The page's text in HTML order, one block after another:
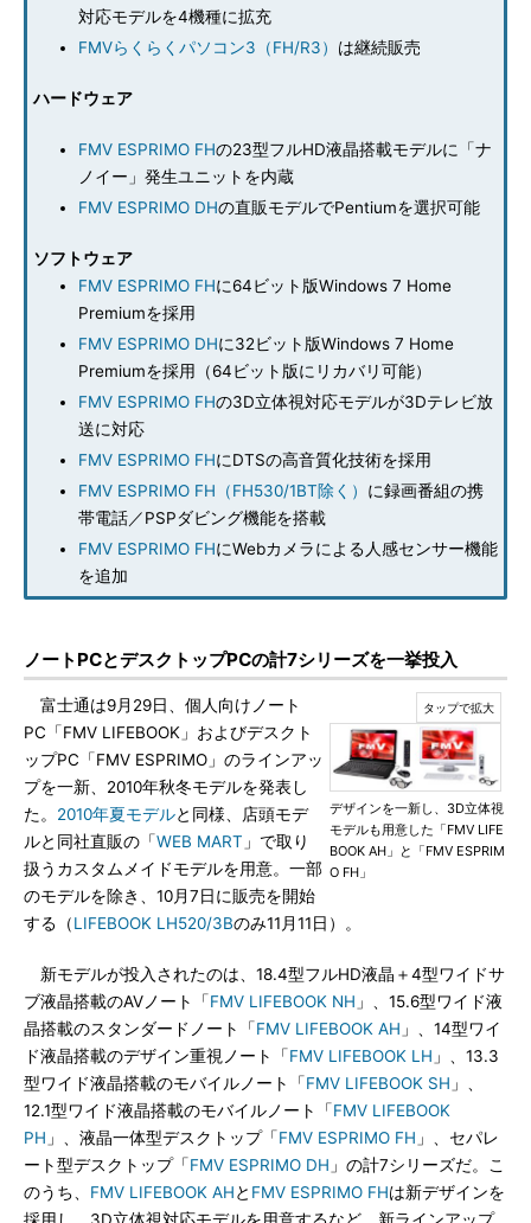
対応モデルを4機種に拡充
FMVらくらくパソコン3（FH/R3） は継続販売
ハードウェア
FMV ESPRIMO FHの23型フルHD液晶搭載モデルに「ナ
ノイー」発生ユニットを内蔵
FMV ESPRIMO DHの直販モデルでPentiumを選択可能
ソフトウェア
FMV ESPRIMO FHに64ビット版Windows 7 Home
Premiumを採用
FMV ESPRIMO DHに32ビット版Windows 7 Home
Premiumを採用（64ビット版にリカバリ可能）
FMV ESPRIMO FHの3D立体視対応モデルが3Dテレビ放
送に対応
FMV ESPRIMO FHにDTSの高音質化技術を採用
FMV ESPRIMO FH（FH530/1BT除く） に録画番組の携
帯電話／PSPダビング機能を搭載
FMV ESPRIMO FHにWebカメラによる人感センサー機能
を追加
ノートPCとデスクトップPCの計7シリーズを一挙投入
デザインを一新し、3D立体視
モデルも用意した「FMV LIFE
BOOK AH」と「FMV ESPRIM
O FH」
富士通は9月29日、個人向けノート
PC「FMV LIFEBOOK」およびデスクト
ップPC「FMV ESPRIMO」のラインアッ
プを一新、2010年秋冬モデルを発表し
た。 2010年夏モデルと同様、店頭モデ
ルと同社直販の「WEB MART 」で取り
扱うカスタムメイドモデルを用意。一部
のモデルを除き、10月7日に販売を開始
する（LIFEBOOK LH520/3Bのみ11月11日）。
新モデルが投入されたのは、18.4型フルHD液晶＋4型ワイドサ
ブ液晶搭載のAVノート「FMV LIFEBOOK NH 」、15.6型ワイド液
晶搭載のスタンダードノート「FMV LIFEBOOK AH 」、14型ワイ
ド液晶搭載のデザイン重視ノート「FMV LIFEBOOK LH 」、13.3
型ワイド液晶搭載のモバイルノート「FMV LIFEBOOK SH 」、
12.1型ワイド液晶搭載のモバイルノート「FMV LIFEBOOK
PH 」、液晶一体型デスクトップ「FMV ESPRIMO FH 」、セパレ
ート型デスクトップ「FMV ESPRIMO DH 」の計7シリーズだ。こ
のうち、 FMV LIFEBOOK AHと FMV ESPRIMO FHは新デザインを